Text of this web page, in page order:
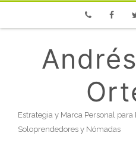
Estrategia y Marca Personal para
Soloprendedores y Nómadas